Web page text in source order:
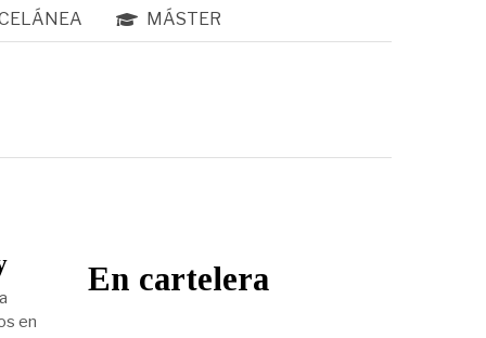
MÁSTER
en
En cartelera